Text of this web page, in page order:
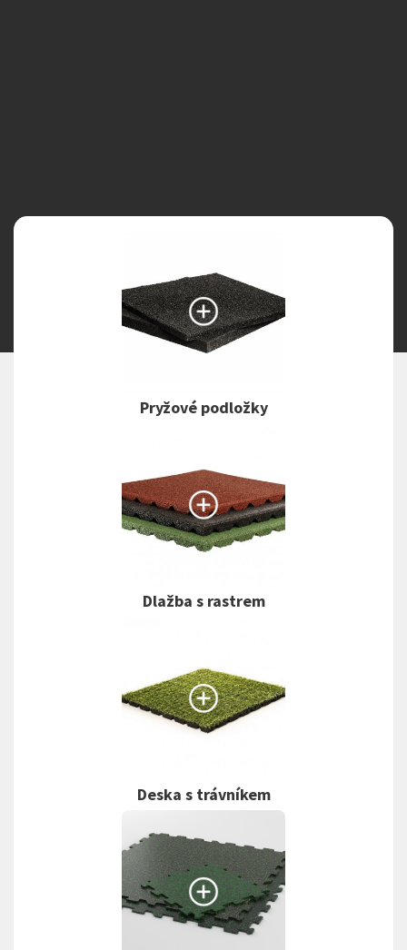
Search the website
Pryžové podložky
Dlažba s rastrem
Deska s trávníkem